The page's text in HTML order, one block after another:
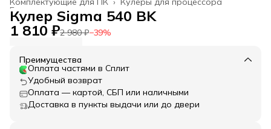
Главная
Кулер Sigma 540 BK
1 810 ₽2 980 ₽−39%
Преимущества
Оплата частями в Сплит
Удобный возврат
Оплата — картой, СБП или наличными
Доставка в пункты выдачи или до двери